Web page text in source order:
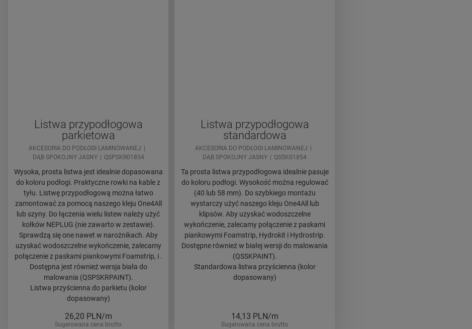
Listwa przypodłogowa
parkietowa
AKCESORIA DO PODŁOGI LAMINOWANEJ
DĄB SPOKOJNY JASNY
QSPSKR01854
Wysoka, prosta listwa jest idealnie dopasowana
do koloru podłogi. Praktyczne rowki na kable z
tyłu. Listwę przypodłogową można łatwo
zamontować za pomocą naszego kleju One4All
lub szyny. Do łączenia wielu listew należy użyć
kołków NEPLUG (nie zawarto w zestawie).
Sprawdzą się one nawet w narożnikach. Aby
uzyskać wodoszczelne wykończenie, zalecamy
połączenie z paskami piankowymi Foamstrip, i .
Dostępna jest również wersja biała do
malowania (QSPSKRPAINT).
Listwa przyścienna do parkietu (kolor
dopasowany)
26,20 PLN/m
Sugerowana cena brutto
Listwa przypodłogowa
standardowa
AKCESORIA DO PODŁOGI LAMINOWANEJ
DĄB SPOKOJNY JASNY
QSSK01854
Ta prosta listwa przypodłogowa idealnie pasuje
do koloru podłogi. Wysokość można regulować
(40 lub 58 mm). Do szybkiego montażu
wystarczy użyć naszego kleju One4All lub
klipsów. Aby uzyskać wodoszczelne
wykończenie, zalecamy połączenie z paskami
piankowymi Foamstrip, Hydrokit i Hydrostrip.
Dostępne również w białej wersji do malowania
(QSSKPAINT).
Standardowa listwa przyścienna (kolor
dopasowany)
14,13 PLN/m
Sugerowana cena brutto